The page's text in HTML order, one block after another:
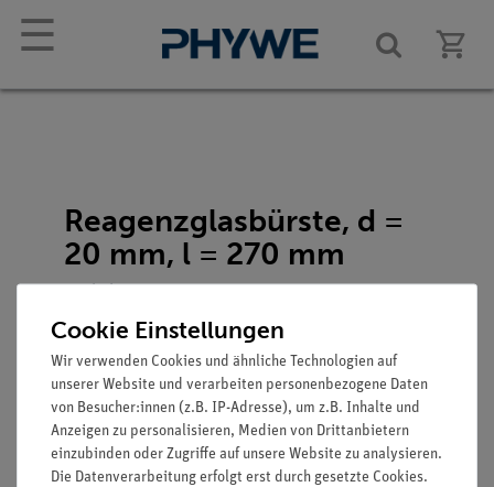
☰
Reagenzglasbürste, d =
20 mm, l = 270 mm
Cookie Einstellungen
Wir verwenden Cookies und ähnliche Technologien auf
unserer Website und verarbeiten personenbezogene Daten
von Besucher:innen (z.B. IP-Adresse), um z.B. Inhalte und
Anzeigen zu personalisieren, Medien von Drittanbietern
einzubinden oder Zugriffe auf unsere Website zu analysieren.
Die Datenverarbeitung erfolgt erst durch gesetzte Cookies.